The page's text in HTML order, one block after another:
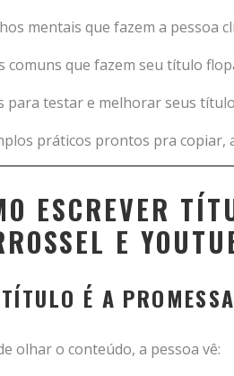
mentais que fazem a pessoa
comuns que fazem seu título
para testar e melhorar seus
práticos prontos pra copiar,
ESCREVER
E
É A
olhar o conteúdo, a pessoa vê: